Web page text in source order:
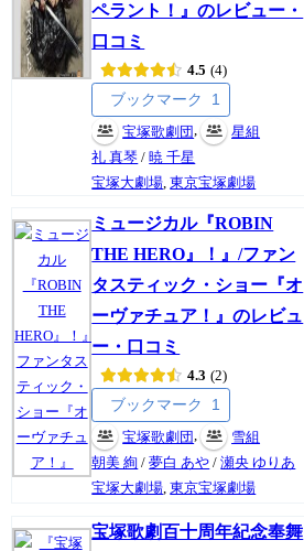
ペラント！』のレビュー・
口コミ
4.5 4
ブックマーク 1
宝塚歌劇団,
星組
礼 真琴 /暁 千星
宝塚大劇場,東京宝塚劇場
ミュージカル『ROBIN
THE HERO』！』/ファン
タスティック・ショー『オ
ーヴァチュア！』のレビュ
ー・口コミ
4.3 2
ブックマーク 1
宝塚歌劇団,
雪組
朝美 絢 /夢白 あや /瀬央 ゆりあ
宝塚大劇場,東京宝塚劇場
宝塚歌劇百十周年紀念奉舞